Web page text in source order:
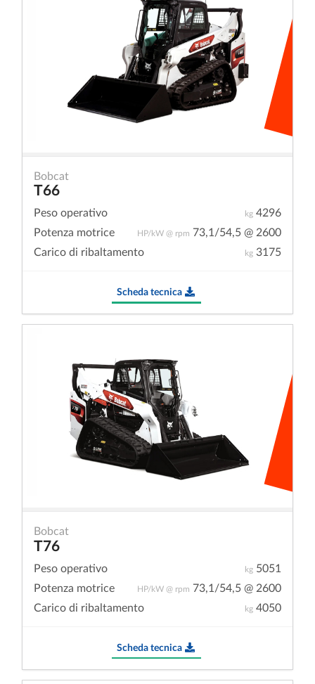
Bobcat
T66
kg 4296
Peso operativo
HP/kW @ rpm 73,1/54,5 @ 2600
Potenza motrice
kg 3175
Carico di ribaltamento
Scheda tecnica
Bobcat
T76
kg 5051
Peso operativo
HP/kW @ rpm 73,1/54,5 @ 2600
Potenza motrice
kg 4050
Carico di ribaltamento
Scheda tecnica